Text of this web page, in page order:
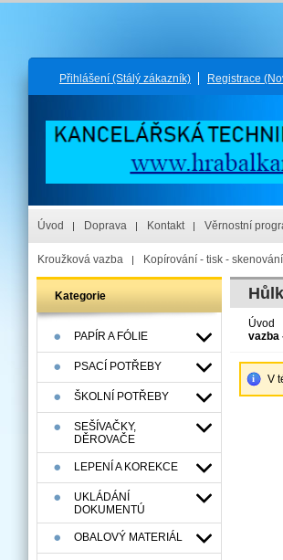
Přihlášení (Stálý zákazník) Registrace
Úvod Doprava Kontakt Věrnostní
Kroužková vazba Kopírování - tisk - skenování
Kategorie
PAPÍR A FÓLIE
PSACÍ POTŘEBY
ŠKOLNÍ POTŘEBY
SEŠÍVAČKY,
DĚROVAČE
LEPENÍ A KOREKCE
UKLÁDÁNÍ
DOKUMENTÚ
OBALOVÝ MATERIÁL
Úvod
vazba
V